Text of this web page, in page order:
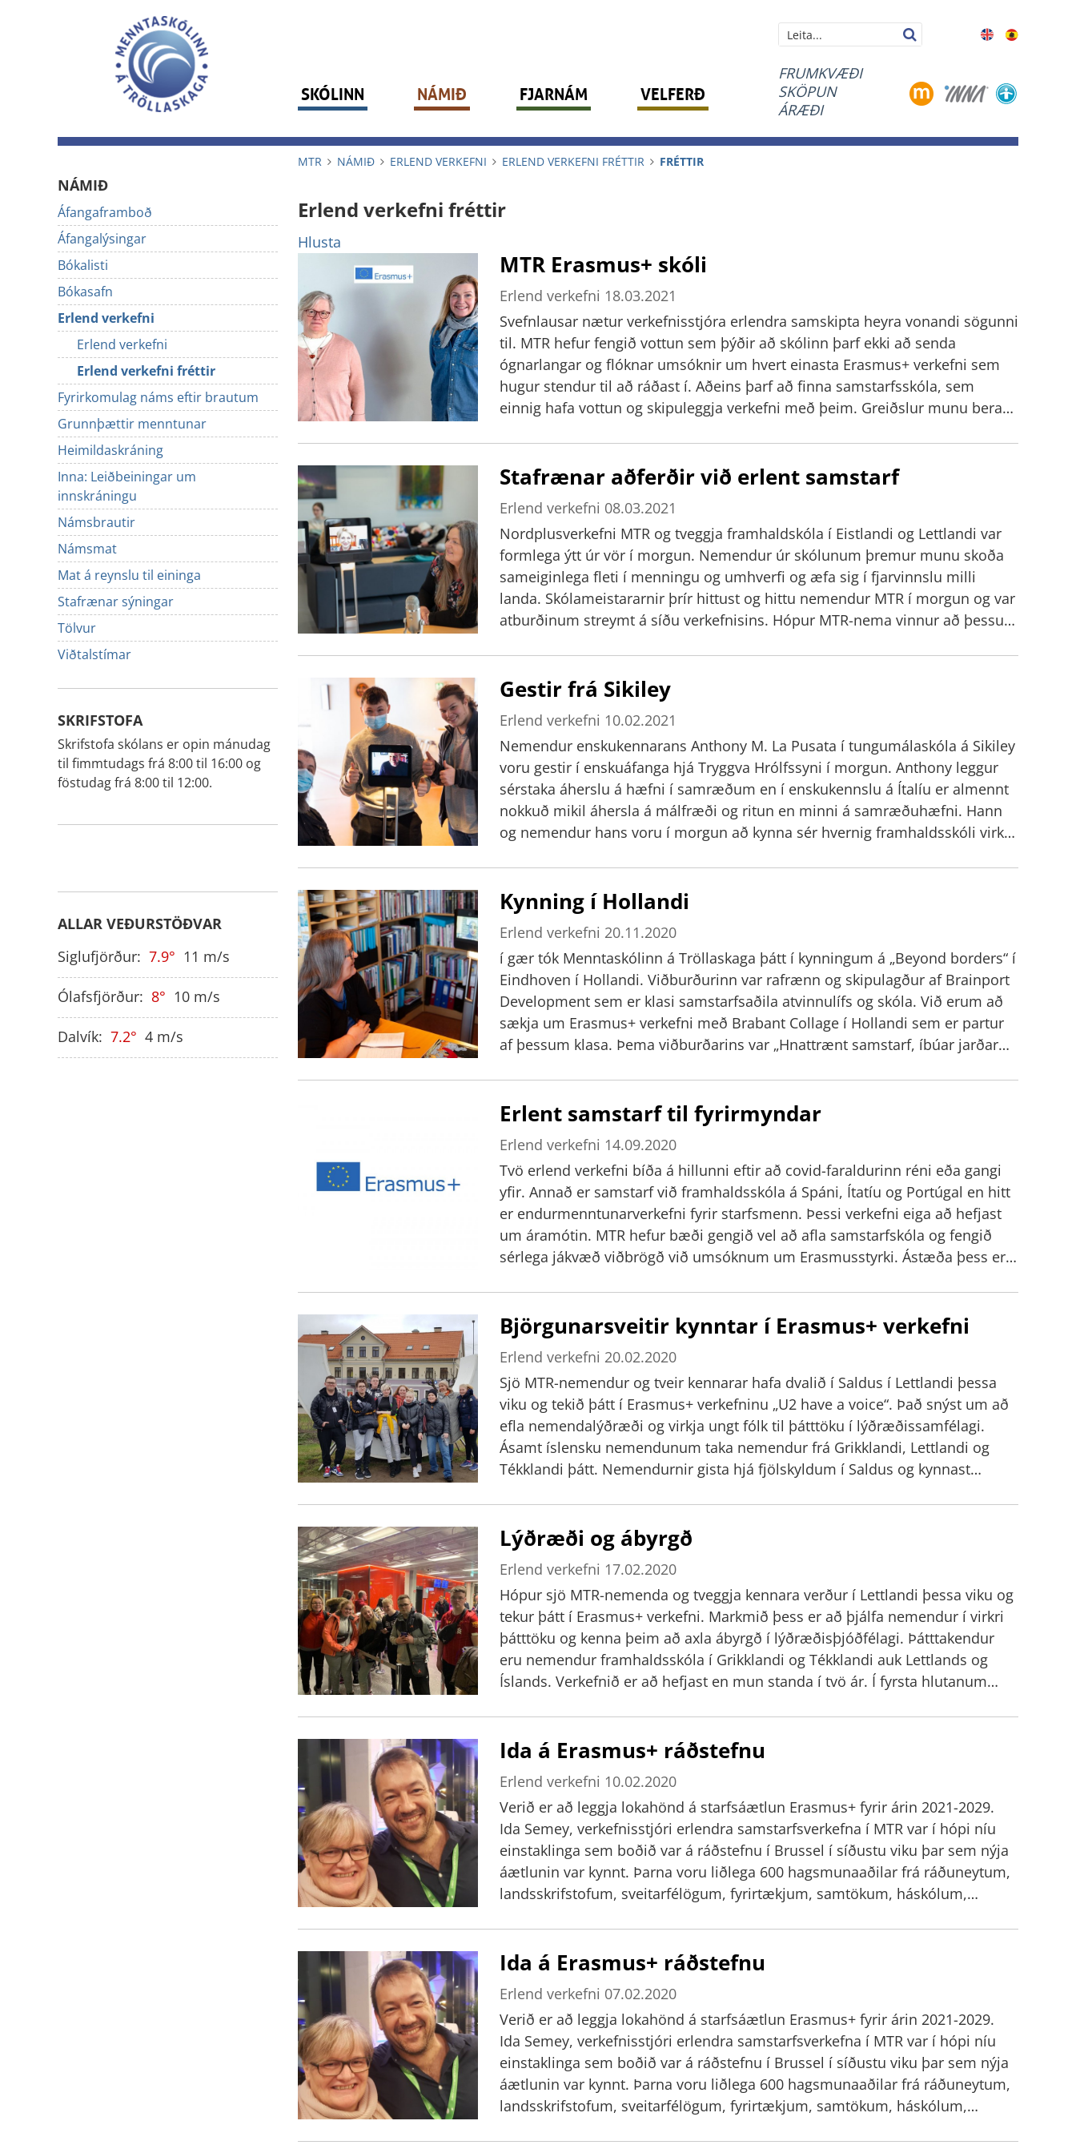
Leita
FRUMKVÆÐI
SKÖPUN
ÁRÆÐI
SKÓLINN NÁMIÐ FJARNÁM VELFERÐ
MTR NÁMIÐ ERLEND VERKEFNI ERLEND VERKEFNI FRÉTTIR FRÉTTIR
Erlend verkefni fréttir
Hlusta
MTR Erasmus+ skóli
Erlend verkefni 18.03.2021
Svefnlausar nætur verkefnisstjóra erlendra samskipta heyra vonandi sögunni
til. MTR hefur fengið vottun sem þýðir að skólinn þarf ekki að senda
ógnarlangar og flóknar umsóknir um hvert einasta Erasmus+ verkefni sem
hugur stendur til að ráðast í. Aðeins þarf að finna samstarfsskóla, sem
einnig hafa vottun og skipuleggja verkefni með þeim. Greiðslur munu berast
þátt í erlendum samstarfsverkefnum skólans innan Erasmus+ áætlunarinnar
Stafrænar aðferðir við erlent samstarf
Erlend verkefni 08.03.2021
Nordplusverkefni MTR og tveggja framhaldskóla í Eistlandi og Lettlandi var
formlega ýtt úr vör í morgun. Nemendur úr skólunum þremur munu skoða
sameiginlega fleti í menningu og umhverfi og æfa sig í fjarvinnslu milli
landa. Skólameistararnir þrír hittust og hittu nemendur MTR í morgun og var
atburðinum streymt á síðu verkefnisins. Hópur MTR-nema vinnur að þessu
nemendaheimsókna. Markmiðið er að nemendur öðlist þjálfun í að safna og
vinna úr upplýsingum með mismunandi aðferðum og miðla efni lipurlega á
milli landa í alþjóðlegu samstarfi. Fjarvinna og samstarf af þessu tagi hefur
tekið stórt stökk á covidtímanum og mun bara halda áfram að aukast þannig
að það er nauðsynlegt fyrir nemendur að undirbúa sig fyrir slíkt
vinnuumhverfi. Kennarar í miðannaráfangnum þar sem grunnurin verður
lagður í þessu fjölþjóðlega verkefni eru Áslaug Inga Barðadóttir, Ida Semey
og Tryggvi Hróflsson.
Gestir frá Sikiley
Erlend verkefni 10.02.2021
Nemendur enskukennarans Anthony M. La Pusata í tungumálaskóla á Sikiley
voru gestir í enskuáfanga hjá Tryggva Hrólfssyni í morgun. Anthony leggur
sérstaka áherslu á hæfni í samræðum en í enskukennslu á Ítalíu er almennt
nokkuð mikil áhersla á málfræði og ritun en minni á samræðuhæfni. Hann
og nemendur hans voru í morgun að kynna sér hvernig framhaldsskóli virkar
frjálslegir í fasi og létu í ljósi að þeir gætu vel hugsað sér að flatmaga í
sófum á meðan þeir læra eins og gjarnan er gert í MTR. Þeim fannst
athyglisvert að rekast á Bergþór Morthens í nærverunni að kenna
nemendum portrettmálun frá vinnustofu sinni í Gautaborg í Svíþjóð. Þá vakti
athygi að allir nemendur yrðu að taka inngangsáfanga í listum án tillits til
þess hvaða braut þeir væru á. Hugmyndin er að nemendurnir á Sikiley og í
MTR bæti samræðuhæfni sína á ensku með æfingum síðar í vetur
Kynning í Hollandi
Erlend verkefni 20.11.2020
í gær tók Menntaskólinn á Tröllaskaga þátt í kynningum á „Beyond borders“ í
Eindhoven í Hollandi. Viðburðurinn var rafrænn og skipulagður af Brainport
Development sem er klasi samstarfsaðila atvinnulífs og skóla. Við erum að
sækja um Erasmus+ verkefni með Brabant Collage í Hollandi sem er partur
af þessum klasa. Þema viðburðarins var „Hnattrænt samstarf, íbúar jarðar
okkar og Hollendinganna skólar frá Portúgal og Spáni. Kynningin fór fram í
gegnum Beam nærverurnar og var varpað frá þeim inn í rafrænt
ráðstefnukerfi þar sem allt að 300 manns voru að fylgjast með úti í Hollandi.
Skólameistari Lára Stefánsdóttir og Ida Semey kynntu. Hollendingarnir stýrðu
nærverunni í skoðunarferð um skólann og fjallað var um sögu skólans,
markmið, námsframboð, kennslu og námsaðferðir sem einkenna
Menntaskólann á Tröllaskaga og eru hornsteinn Erasmus umsóknarinnar.
Erlent samstarf til fyrirmyndar
Erlend verkefni 14.09.2020
Tvö erlend verkefni bíða á hillunni eftir að covid-faraldurinn réni eða gangi
yfir. Annað er samstarf við framhaldsskóla á Spáni, Ítatíu og Portúgal en hitt
er endurmenntunarverkefni fyrir starfsmenn. Þessi verkefni eiga að hefjast
um áramótin. MTR hefur bæði gengið vel að afla samstarfskóla og fengið
sérlega jákvæð viðbrögð við umsóknum um Erasmusstyrki. Ástæða þess er
hefði að mörgu leyti verið til fyrirmyndar. Allar ferðir tengdust skipulögðum
námskeiðum eins og gert var ráð fyrir í umsókn. Allar ferðir voru farnar og
ein að auki. Flest námskeiðin tengdust nýjum kennsluháttum eða nýrri tækni
í námi og kennslu í samræmi við stefnu skólans. Fram kom líka í matinu að
miðlun á reynslu þátttakenda væri markviss á reglulegum fundum og á
facebooksíðu starfsmanna. Segja megi að skapast hafi sterk alþjóðleg
menning innan skólans, það þyki sjálfsagt að starfsmenn taki þátt í
alþjóðlegu samstarfi og stuðningur stjórnenda við það sé afgerandi. Í
starfi, eigi auðveldara með að takast á við krefjandi aðstæður og hafi byggt
upp net tengsla við erlenda kollega. Verkefnisstjóri erlendra samskipta í MTR
er Ida Semey.
Björgunarsveitir kynntar í Erasmus+ verkefni
Erlend verkefni 20.02.2020
Sjö MTR-nemendur og tveir kennarar hafa dvalið í Saldus í Lettlandi þessa
viku og tekið þátt í Erasmus+ verkefninu „U2 have a voice“. Það snýst um að
efla nemendalýðræði og virkja ungt fólk til þátttöku í lýðræðissamfélagi.
Ásamt íslensku nemendunum taka nemendur frá Grikklandi, Lettlandi og
Tékklandi þátt. Nemendurnir gista hjá fjölskyldum í Saldus og kynnast
Þátttakendur fengu höfðinglegar móttökur á mánudagsmorgun þegar
haldnir voru tónleikar þeim til heiðurs í anda kærleika og ástar, enda
Valentínusardagurinn nýliðinn.
Lýðræði og ábyrgð
Erlend verkefni 17.02.2020
Hópur sjö MTR-nemenda og tveggja kennara verður í Lettlandi þessa viku og
tekur þátt í Erasmus+ verkefni. Markmið þess er að þjálfa nemendur í virkri
þátttöku og kenna þeim að axla ábyrgð í lýðræðisþjóðfélagi. Þátttakendur
eru nemendur framhaldsskóla í Grikklandi og Tékklandi auk Lettlands og
Íslands. Verkefnið er að hefjast en mun standa í tvö ár. Í fyrsta hlutanum
Íslandi auk þess að segja frá landi og þjóð, Fjallabyggð og skólanum sínum.
Ida á Erasmus+ ráðstefnu
Erlend verkefni 10.02.2020
Verið er að leggja lokahönd á starfsáætlun Erasmus+ fyrir árin 2021-2029.
Ida Semey, verkefnisstjóri erlendra samstarfsverkefna í MTR var í hópi níu
einstaklinga sem boðið var á ráðstefnu í Brussel í síðustu viku þar sem nýja
áætlunin var kynnt. Þarna voru liðlega 600 hagsmunaaðilar frá ráðuneytum,
landsskrifstofum, sveitarfélögum, fyrirtækjum, samtökum, háskólum,
hafa fengið tilfinningu fyrir áskorunum og tækifærum í tengslum við
um leiðir að mismunandi markmiðum. En flestir hafi verið fullir af eldmóði
og með jákvæðar væntingar. Margir hafi verið reyndir og sagt skemmtilegar
sögur. Hún hafi hitt gamla kunningja, kynnst mörgu nýju fólki og fengið
tækifæri til að tala öll tungumálin sex sem hún kann. Þá hafi samveran með
Íslendingunum í ferðinni verið afar lærdómsrík og skemmtileg og mikill
heiður að fá tækifæri til að taka þátt í umræðum, kynna skólann og kynnast
Ida á Erasmus+ ráðstefnu
Erlend verkefni 07.02.2020
Verið er að leggja lokahönd á starfsáætlun Erasmus+ fyrir árin 2021-2029.
Ida Semey, verkefnisstjóri erlendra samstarfsverkefna í MTR var í hópi níu
einstaklinga sem boðið var á ráðstefnu í Brussel í síðustu viku þar sem nýja
áætlunin var kynnt. Þarna voru liðlega 600 hagsmunaaðilar frá ráðuneytum,
landsskrifstofum, sveitarfélögum, fyrirtækjum, samtökum, háskólum,
NÁMIÐ
Áfangaframboð
Áfangalýsingar
Bókalisti
Bókasafn
Erlend verkefni
Erlend verkefni
Erlend verkefni fréttir
Fyrirkomulag náms eftir brautum
Grunnþættir menntunar
Heimildaskráning
Inna: Leiðbeiningar um
innskráningu
Námsbrautir
Námsmat
Mat á reynslu til eininga
Stafrænar sýningar
Tölvur
Viðtalstímar
SKRIFSTOFA
Skrifstofa skólans er opin mánudag
til fimmtudags frá 8:00 til 16:00 og
föstudag frá 8:00 til 12:00.
ALLAR VEÐURSTÖÐVAR
Siglufjörður: 7.9 11 m/s
Ólafsfjörður: 8 10 m/s
Dalvík: 7.2 4 m/s